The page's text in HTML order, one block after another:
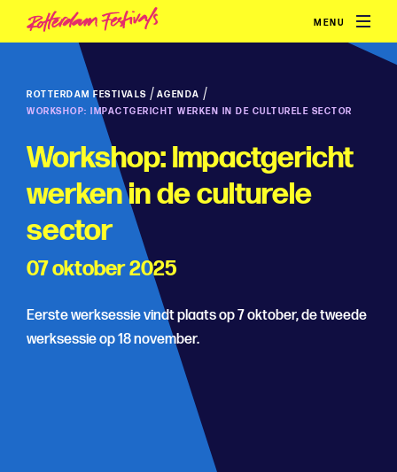
MENU
ROTTERDAM FESTIVALS / AGENDA /
WORKSHOP: IMPACTGERICHT WERKEN IN DE CULTURELE SECTOR
Workshop: Impactgericht
werken in de culturele
sector
07 oktober 2025
Eerste werksessie vindt plaats op 7 oktober, de tweede
werksessie op 18 november.